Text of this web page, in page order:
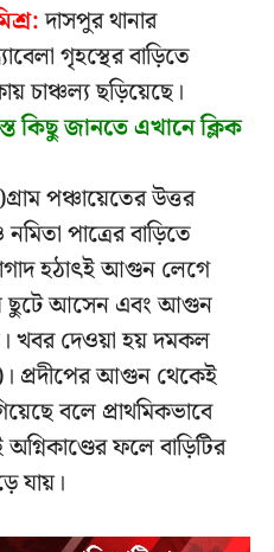
দাসপুর থানার
গৃহস্থের বাড়িতে
চাঞ্চল্য ছড়িয়েছে।
কিছু জানতে এখানে ক্লিক
পঞ্চায়েতের উত্তর
পাত্রের বাড়িতে
হঠাৎই আগুন লেগে
ছুটে আসেন এবং আগুন
খবর দেওয়া হয় দমকল
প্রদীপের আগুন থেকেই
বলে প্রাথমিকভাবে
ফলে বাড়িটির
যায়।